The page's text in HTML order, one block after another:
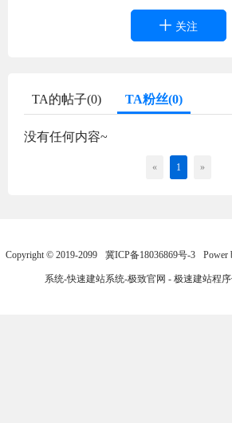
关注
TA的帖子(0) TA粉丝(0)
没有任何内容~
« 1 »
Copyright © 2019-2099 冀ICP备18036869号-3 Power
系统-快速建站系统-极致官网 - 极速建站程序